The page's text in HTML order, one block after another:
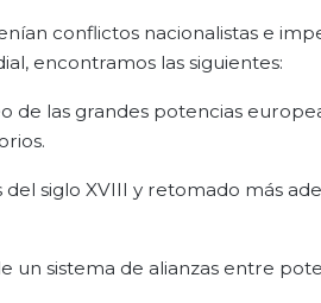
conflictos nacionalistas e
encontramos las siguientes:
de las grandes potencias
siglo XVIII y retomado más
un sistema de alianzas entre